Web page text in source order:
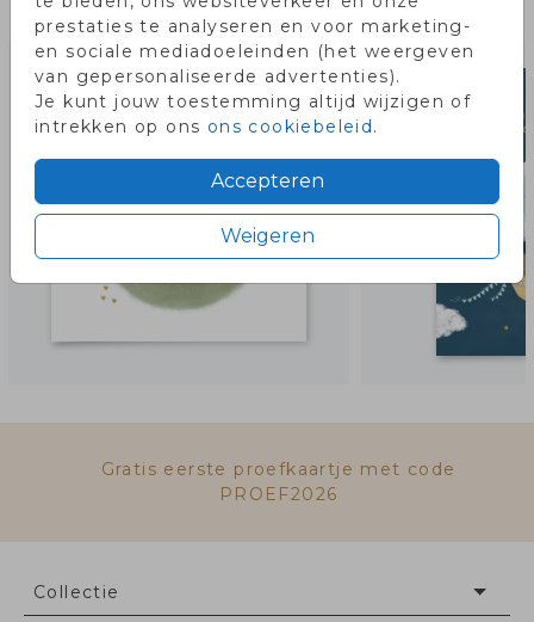
prestaties te analyseren en voor marketing-
en sociale mediadoeleinden (het weergeven
van gepersonaliseerde advertenties).
Je kunt jouw toestemming altijd wijzigen of
intrekken op ons ons cookiebeleid.
Accepteren
Weigeren
Misschien vind je dit ook leuk!
Gratis eerste proefkaartje met code
PROEF2026
Collectie